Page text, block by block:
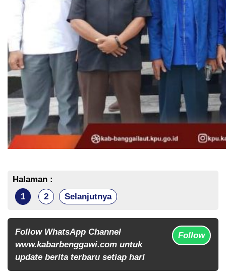
Halaman :
1
2 Selanjutnya
Follow WhatsApp Channel
www.kabarbenggawi.com untuk
update berita terbaru setiap hari
Follow